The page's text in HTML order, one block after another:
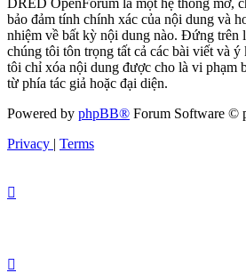
bảo đảm tính chính xác của nội dung và
nhiệm về bất kỳ nội dung nào. Đứng trên
chúng tôi tôn trọng tất cả các bài viết và
tôi chỉ xóa nội dung được cho là vi phạm
từ phía tác giả hoặc đại diện.
Powered by phpBB® Forum Software ©
Privacy | Terms